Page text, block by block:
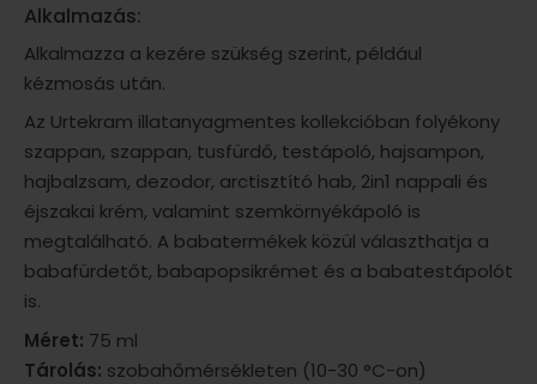
Alkalmazás:
Alkalmazza a kezére szükség szerint, például
kézmosás után.
Az Urtekram illatanyagmentes kollekcióban folyékony
szappan, szappan, tusfürdő, testápoló, hajsampon,
hajbalzsam, dezodor, arctisztító hab, 2in1 nappali és
éjszakai krém, valamint szemkörnyékápoló is
megtalálható. A babatermékek közül választhatja a
babafürdetőt, babapopsikrémet és a babatestápolót
is.
Méret: 75 ml
Tárolás: szobahőmérsékleten (10-30 °C-on)